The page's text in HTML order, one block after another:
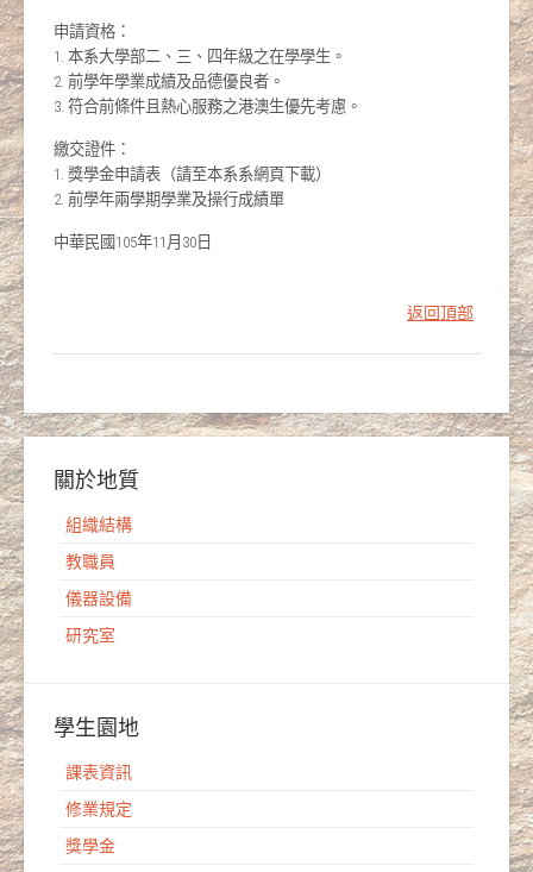
申請資格：
1. 本系大學部二、三、四年級之在學學生。
2. 前學年學業成績及品德優良者。
3. 符合前條件且熱心服務之港澳生優先考慮。
繳交證件：
1. 獎學金申請表（請至本系系網頁下載）
2. 前學年兩學期學業及操行成績單
中華民國105年11月30日
返回頂部
關於地質
組織結構
教職員
儀器設備
研究室
學生園地
課表資訊
修業規定
獎學金